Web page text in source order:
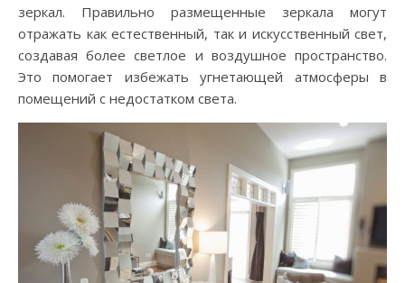
зеркал. Правильно размещенные зеркала могут
отражать как естественный, так и искусственный свет,
создавая более светлое и воздушное пространство.
Это помогает избежать угнетающей атмосферы в
помещений с недостатком света.